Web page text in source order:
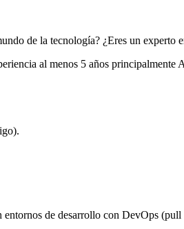
de la tecnología? ¿Eres un
al menos 5 años
entornos de desarrollo con DevOps